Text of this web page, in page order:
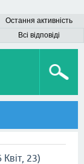
Остання активність
Всі відповіді
Квіт, 23)